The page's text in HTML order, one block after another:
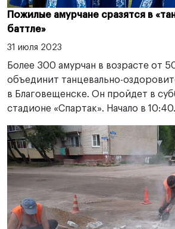
Пожилые амурчане сразятся в
баттле»
31 июля 2023
Более 300 амурчан в возрасте от
объединит танцевально-
в Благовещенске. Он пройдет в
стадионе «Спартак». Начало в